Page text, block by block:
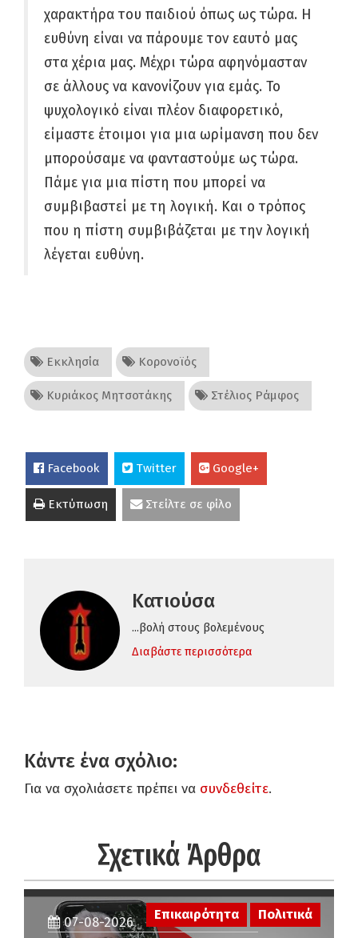
χαρακτήρα του παιδιού όπως ως τώρα. Η
ευθύνη είναι να πάρουμε τον εαυτό μας
στα χέρια μας. Μέχρι τώρα αφηνόμασταν
σε άλλους να κανονίζουν για εμάς. Το
ψυχολογικό είναι πλέον διαφορετικό,
είμαστε έτοιμοι για μια ωρίμανση που δεν
μπορούσαμε να φανταστούμε ως τώρα.
Πάμε για μια πίστη που μπορεί να
συμβιβαστεί με τη λογική. Και ο τρόπος
που η πίστη συμβιβάζεται με την λογική
λέγεται ευθύνη.
Εκκλησία Κορονοϊός
Κυριάκος Μητσοτάκης Στέλιος Ράμφος
Facebook Twitter Google+
Εκτύπωση Στείλτε σε φίλο
Κατιούσα
...βολή στους βολεμένους
Διαβάστε περισσότερα
Κάντε ένα σχόλιο:
Για να σχολιάσετε πρέπει να συνδεθείτε.
Σχετικά Άρθρα
Επικαιρότητα Πολιτικά
07-08-2026